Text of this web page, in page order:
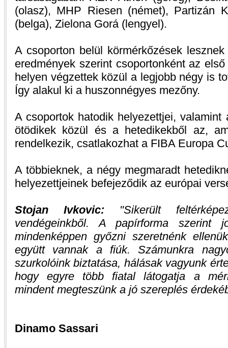
(olasz), MHP Riesen (német), Partizán
(belga), Zielona Gorá (lengyel).
A csoporton belül körmérkőzések
eredmények szerint csoportonként az
helyen végzettek közül a legjobb négy is
Így alakul ki a huszonnégyes mezőny.
A csoportok hatodik helyezettjei,
ötödikek közül és a hetedikekből az,
rendelkezik, csatlakozhat a FIBA Europa
A többieknek, a négy megmaradt
helyezettjeinek befejeződik az európai
Stojan Ivkovic:
Sikerült
vendégeinkből. A papírforma
mindenképpen győzni szeretnénk
együtt vannak a fiúk. Számunkra
szurkolóink biztatása, hálásak vagyunk
hogy egyre több fiatal látogatja a
mindent megteszünk a jó szereplés
Dinamo Sassari